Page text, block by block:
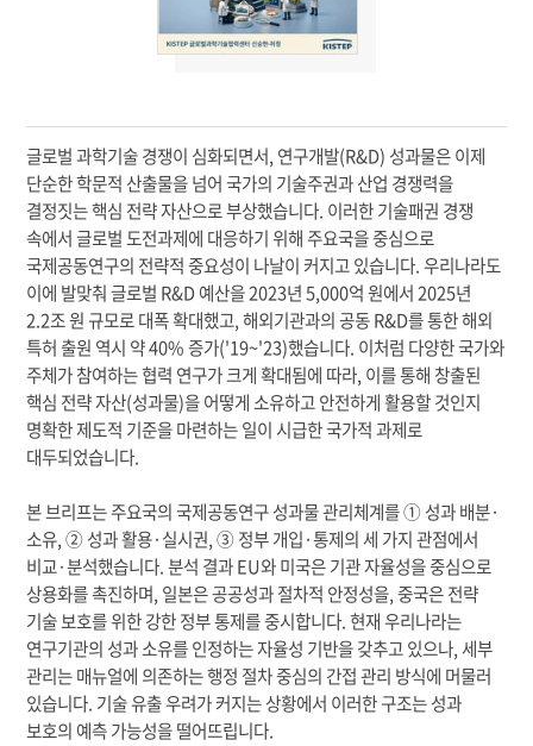
글로벌 과학기술 경쟁이 심화되면서, 연구개발(R&D) 성과물은 이제
단순한 학문적 산출물을 넘어 국가의 기술주권과 산업 경쟁력을
결정짓는 핵심 전략 자산으로 부상했습니다. 이러한 기술패권 경쟁
속에서 글로벌 도전과제에 대응하기 위해 주요국을 중심으로
국제공동연구의 전략적 중요성이 나날이 커지고 있습니다. 우리나라도
이에 발맞춰 글로벌 R&D 예산을 2023년 5,000억 원에서 2025년
2.2조 원 규모로 대폭 확대했고, 해외기관과의 공동 R&D를 통한 해외
특허 출원 역시 약 40% 증가('19~'23)했습니다. 이처럼 다양한 국가와
주체가 참여하는 협력 연구가 크게 확대됨에 따라, 이를 통해 창출된
핵심 전략 자산(성과물)을 어떻게 소유하고 안전하게 활용할 것인지
명확한 제도적 기준을 마련하는 일이 시급한 국가적 과제로
대두되었습니다.
본 브리프는 주요국의 국제공동연구 성과물 관리체계를 ① 성과 배분·
소유, ② 성과 활용·실시권, ③ 정부 개입·통제의 세 가지 관점에서
비교·분석했습니다. 분석 결과 EU와 미국은 기관 자율성을 중심으로
상용화를 촉진하며, 일본은 공공성과 절차적 안정성을, 중국은 전략
기술 보호를 위한 강한 정부 통제를 중시합니다. 현재 우리나라는
연구기관의 성과 소유를 인정하는 자율성 기반을 갖추고 있으나, 세부
관리는 매뉴얼에 의존하는 행정 절차 중심의 간접 관리 방식에 머물러
있습니다. 기술 유출 우려가 커지는 상황에서 이러한 구조는 성과
보호의 예측 가능성을 떨어뜨립니다.